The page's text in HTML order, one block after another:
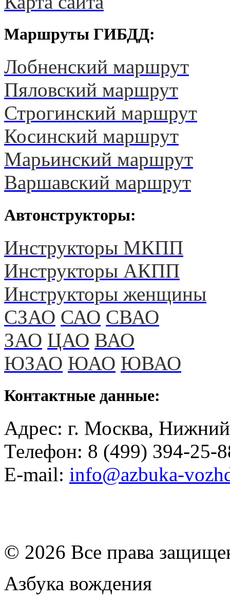
Маршруты ГИБДД:
Лобненский маршрут
Пяловский маршрут
Строгинский маршрут
Косинский маршрут
Марьинский маршрут
Варшавский маршрут
Автонструкторы:
Инструкторы МКПП
Инструкторы АКПП
Инструкторы женщины
СЗАО САО СВАО
ЗАО ЦАО ВАО
ЮЗАО ЮАО ЮВАО
Контактные данные:
Адрес: г. Москва,
Телефон: 8 (499) 394-25-
E-mail: info@azbuka-
© 2026 Все права
Азбука вождения